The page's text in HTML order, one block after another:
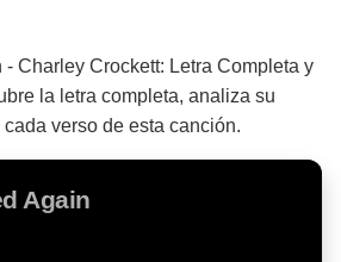
- Charley Crockett: Letra Completa y
la letra completa, analiza su
verso de esta canción.
Again